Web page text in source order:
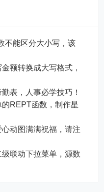
不能区分大小写，该
额转换成大写格式，
表，人事必学技巧！
REPT函数，制作星
动图满满祝福，请注
联动下拉菜单，源数